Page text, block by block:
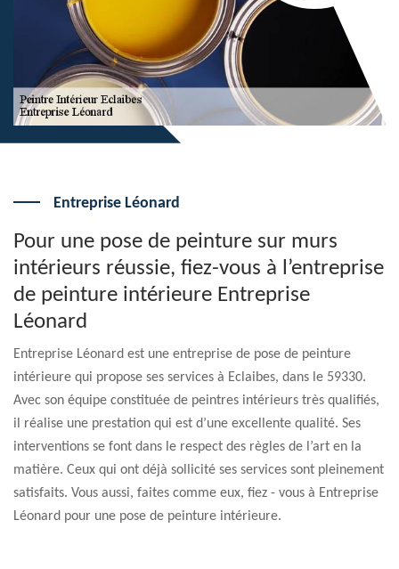
Entreprise Léonard
Pour une pose de peinture sur murs
intérieurs réussie, fiez-vous à l’entreprise
de peinture intérieure Entreprise
Léonard
Entreprise Léonard est une entreprise de pose de peinture
intérieure qui propose ses services à Eclaibes, dans le 59330.
Avec son équipe constituée de peintres intérieurs très qualifiés,
il réalise une prestation qui est d’une excellente qualité. Ses
interventions se font dans le respect des règles de l’art en la
matière. Ceux qui ont déjà sollicité ses services sont pleinement
satisfaits. Vous aussi, faites comme eux, fiez - vous à Entreprise
Léonard pour une pose de peinture intérieure.